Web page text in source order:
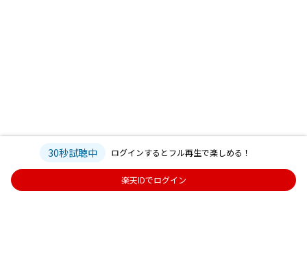
30秒試聴中 ログインするとフル再生で楽しめる！
楽天IDでログイン